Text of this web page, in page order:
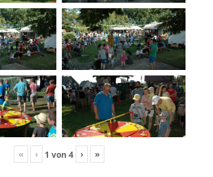
« ‹ 1 von 4 › »